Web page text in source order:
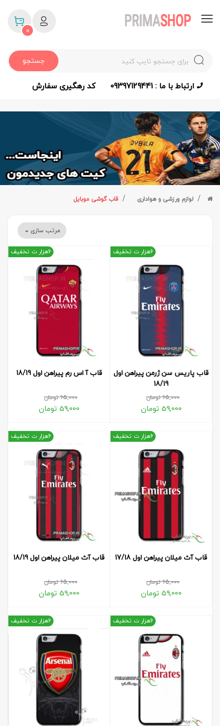
جستجو
0
ارتباط با ما : 09397129441 کد رهگیری سفارش
لوازم ورزشی و هواداری قاب گوشی موبایل
مرتب سازی
قاب پاریس سن ژرمن پیراهن اول
18/19
65,000تومان
59,000 تومان
6هزار ت تخفیف
قاب آ اس رم پیراهن اول 18/19
65,000تومان
59,000 تومان
6هزار ت تخفیف
قاب آث میلان پیراهن اول 17/18
65,000تومان
59,000 تومان
6هزار ت تخفیف
قاب آث میلان پیراهن اول 18/19
65,000تومان
59,000 تومان
6هزار ت تخفیف
6هزار ت تخفیف 6هزار ت تخفیف